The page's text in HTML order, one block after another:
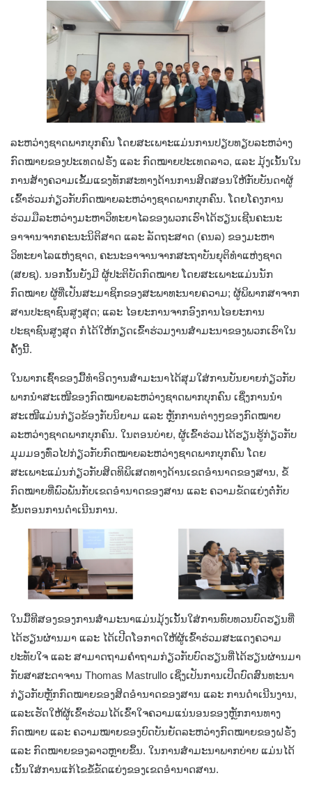
ລະຫວ່າງຊາດພາກບຸກຄົນ ໂດຍສະເພາະແມ່ນການປຽບທຽບລະຫວ່າງ
ກົດໝາຍຂອງປະເທດຝຣັ່ງ ແລະ ກົດໝາຍປະເທດລາວ, ແລະ ມຸ້ງເນັ້ນໃນ
ການສ້າງຄວາມເຂັ້ມແຂງທັກສະທາງດ້ານການສິດສອນໃຫ້ກັບບັນດາຜູ້
ເຂົ້້າຮ່ວມກ່ຽວກັບກົດໝາຍລະຫວ່າງຊາດພາກບຸກຄົນ. ໂດຍໂຄງການ
ຮ່ວມມືລະຫວ່າງມະຫາວິທະຍາໄລຂອງພວກເຮົາໄດ້ຮຽນເຊີນຄະນະ
ອາຈານຈາກຄະນະນິຕິສາດ ແລະ ລັດຖະສາດ (ຄນລ) ຂອງມະຫາ
ວິທະຍາໄລແຫ່ງຊາດ, ຄະນະອາຈານຈາກສະຖາບັນຍຸຕິທຳແຫ່ງຊາດ
(ສຍຊ). ນອກນັ້ນຍັງມີ ຜູ້ປະຕິບັດກົດໝາຍ ໂດຍສະເພາະແມ່ນນັກ
ກົດໝາຍ ຜູ້ທີ່ເປັນສະມາຊິກຂອງສະພາທະນາຍຄວາມ; ຜູ້ພິພາກສາຈາກ
ສານປະຊາຊົນສູງສຸດ; ແລະ ໄອຍະການຈາກອົງການໄອຍະການ
ປະຊາຊົນສູງສຸດ ກໍໄດ້ໃຫ້ກຽດເຂົ້າຮ່ວມງານສໍາມະນາຂອງພວກເຮົາໃນ
ຄັ້ງນີ້.
ໃນພາກເຊົ້າຂອງມື້ທຳອິດງານສຳມະນາໄດ້ສຸມໃສ່ການບັນຍາຍກ່ຽວກັບ
ພາກນຳສະເໜີຂອງກົດໝາຍລະຫວ່າງຊາດພາກບຸກຄົນ ເຊິ່່ງການນຳ
ສະເໜີແມ່ນກ່ຽວຂ້ອງກັບນິຍາມ ແລະ ຫຼັກການຕ່າງໆຂອງກົດໝາຍ
ລະຫວ່າງຊາດພາກບຸກຄົນ. ໃນຕອນບ່າຍ, ຜູ້ເຂົ້າຮ່ວມໄດ້ຮຽນຮູ້ກ່ຽວກັບ
ມຸມມອງທົ່ວໄປກ່ຽວກັບກົດໝາຍລະຫວ່າງຊາດພາກບຸກຄົນ ໂດຍ
ສະເພາະແມ່ນກ່ຽວກັບສິດທິພິເສດທາງດ້ານເຂດອໍານາດຂອງສານ, ຂໍ້
ກົດໝາຍທີ່ພົວພັນກັບເຂດອໍານາດຂອງສານ ແລະ ຄວາມຂັດແຍ່ງຕໍ່ກັບ
ຂັ້ນຕອນການດໍາເນີນການ.
ໃນມື້ທີສອງຂອງການສຳມະນາແມ່ນມຸ້ງເນັ້ນໃສ່ການທົບທວນບົດຮຽນທີ່
ໄດ້ຮຽນຜ່ານມາ ແລະ ໄດ້ເປີດໂອກາດໃຫ້ຜູ້ເຂົ້າຮ່ວມສະແດງຄວາມ
ປະທັບໃຈ ແລະ ສາມາດຖາມຄຳຖາມກ່ຽວກັບບົດຮຽນທີ່ໄດ້ຮຽນຜ່ານມາ
ກັບສາສະດາຈານ Thomas Mastrullo ເຊິ່ງເປັນການເປີດບົດສົນທະນາ
ກ່ຽວກັບຫຼັກກົດໝາຍຂອງສິດອໍານາດຂອງສານ ແລະ ການດໍາເນີນງານ,
ແລະເຮັດໃຫ້ຜູ້ເຂົ້າຮ່ວມໄດ້ເຂົ້າໃຈຄວາມແນ່ນອນຂອງຫຼັກການທາງ
ກົດໝາຍ ແລະ ຄວາມໝາຍຂອງບົດບັນຍັດລະຫວ່າງກົດໝາຍຂອງຝຣັ່ງ
ແລະ ກົດໝາຍຂອງລາວຫຼາຍຂຶ້ນ. ໃນການສໍາມະນາພາກບ່າຍ ແມ່ນໄດ້
ເນັ້ນໃສ່ການແກ້ໄຂຂໍ້ຂັດແຍ່ງຂອງເຂດອໍານາດສານ.